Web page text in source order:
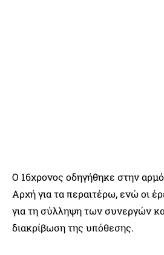
Ο 16χρονος οδηγήθηκε στην
Αρχή για τα περαιτέρω, ενώ οι
για τη σύλληψη των συνεργών
διακρίβωση της υπόθεσης.